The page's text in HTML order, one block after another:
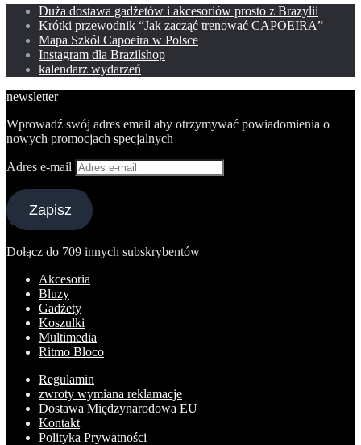
Duża dostawa gadżetów i akcesoriów prosto z Brazylii
Krótki przewodnik “Jak zacząć trenować CAPOEIRA”
Mapa Szkół Capoeira w Polsce
Instagram dla Brazilshop
kalendarz wydarzeń
newsletter
Wprowadź swój adres email aby otrzymywać powiadomienia o
nowych promocjach specjalnych
Adres e-mail
Zapisz
Dołącz do 709 innych subskrybentów
Akcesoria
Bluzy
Gadżety
Koszulki
Multimedia
Ritmo Bloco
Regulamin
zwroty wymiana reklamacje
Dostawa Międzynarodowa EU
Kontakt
Polityka Prywatności